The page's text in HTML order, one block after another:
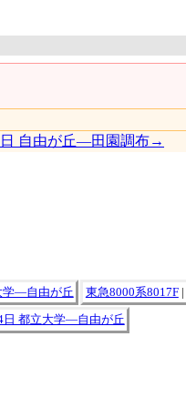
自由が丘―田園調布→
学―自由が丘 東急8000系8017F|
日 都立大学―自由が丘